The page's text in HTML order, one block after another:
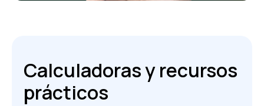
Calculadoras y recursos
prácticos